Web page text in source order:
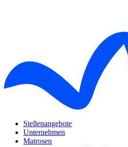
Stellenangebote
Unternehmen
Matrosen